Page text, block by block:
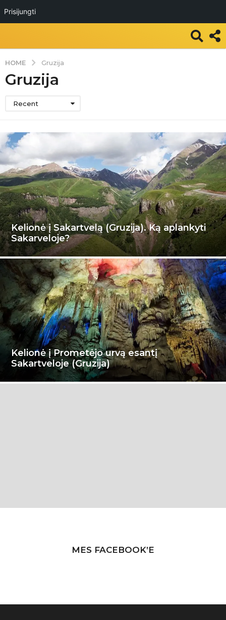
Prisijungti
HOME Gruzija
Gruzija
Recent
Kelionė į Sakartvelą (Gruzija). Ką aplankyti
Sakarveloje?
Kelionė į Prometėjo urvą esantį
Sakartveloje (Gruzija)
MES FACEBOOK’E